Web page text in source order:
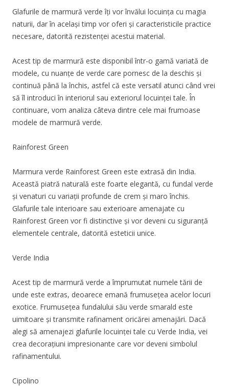
Glafurile de marmură verde îți vor învălui locuința cu magia
naturii, dar în același timp vor oferi și caracteristicile practice
necesare, datorită rezistenței acestui material.
Acest tip de marmură este disponibil într-o gamă variată de
modele, cu nuanțe de verde care pornesc de la deschis și
continuă până la închis, astfel că este versatil atunci când vrei
să îl introduci în interiorul sau exteriorul locuinței tale. În
continuare, vom analiza câteva dintre cele mai frumoase
modele de marmură verde.
Rainforest Green
Marmura verde Rainforest Green este extrasă din India.
Această piatră naturală este foarte elegantă, cu fundal verde
și venaturi cu variații profunde de crem și maro închis.
Glafurile tale interioare sau exterioare amenajate cu
Rainforest Green vor fi distinctive și vor deveni cu siguranță
elementele centrale, datorită esteticii unice.
Verde India
Acest tip de marmură verde a împrumutat numele tării de
unde este extras, deoarece emană frumusețea acelor locuri
exotice. Frumusețea fundalului său verde smarald este
uimitoare și transmite rafinament oricărei amenajări. Dacă
alegi să amenajezi glafurile locuinței tale cu Verde India, vei
crea decorațiuni impresionante care vor deveni simbolul
rafinamentului.
Cipolino